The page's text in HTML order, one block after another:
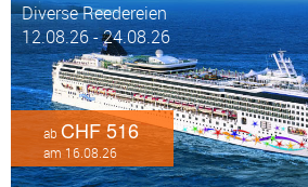
Diverse Reedereien
12.08.26 - 24.08.26
ab CHF 516
am 16.08.26